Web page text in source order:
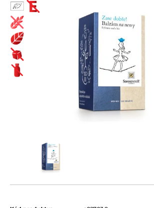
Cestoviny
Bezlepkové bezvaječné kukuričné cestoviny
Bezlepkové bezvaječné kukurično-ryžové
Bezlepkové bezvaječné ryžové cestoviny
Bezlepkové bezvaječné strukovinové cestoviny
Bezvaječné cestoviny pre deti z tvrdej pšenice
Pšeničné zeleninové bezvaječné cetoviny
Ražné celozrnné bezvaječné cestoviny
Špaldové biele bezvaječné cestoviny
Čaje
Bioraráškovia Sonnentor
Čaje ako darček ochutnávkové sady Sonnentor
Čaje porciované bylinné a s korením Sonnentor
Čaje sypané biele Sonnentor
Čaje sypané čierne Sonnentor
Čaje sypané jednozložkové Sonnentor